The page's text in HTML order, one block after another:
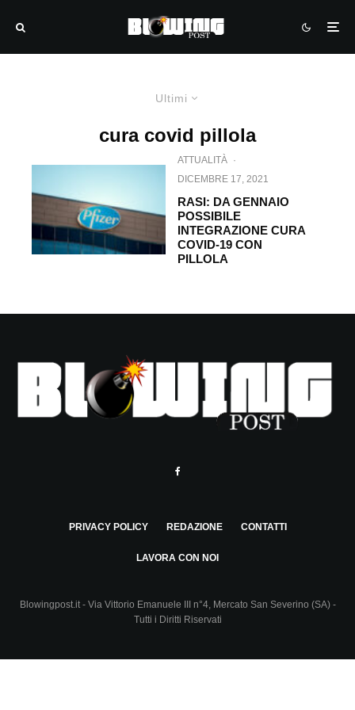
Ultimi
cura covid pillola
ATTUALITÀ ·
DICEMBRE 17, 2021
RASI: DA GENNAIO
POSSIBILE
INTEGRAZIONE CURA
COVID-19 CON
PILLOLA
PRIVACY POLICY REDAZIONE CONTATTI
LAVORA CON NOI
Blowingpost.it - Via Vittorio Emanuele III n°4, Mercato San Severino (SA) -
Tutti i Diritti Riservati